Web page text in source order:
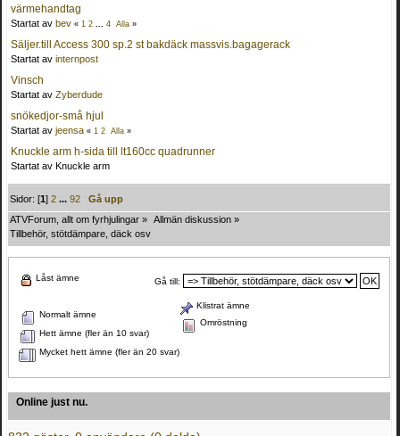
värmehandtag
Startat av bev « 1 2 4 Alla »
Säljer.till Access 300 sp.2 st bakdäck massvis.bagagerack
Startat av internpost
Vinsch
Startat av Zyberdude
snökedjor-små hjul
Startat av jeensa « 1 2 Alla »
Knuckle arm h-sida till lt160cc quadrunner
Startat av Knuckle arm
Sidor: [1]2 ...92
Gå upp
ATVForum, allt om fyrhjulingar » Allmän diskussion »
Tillbehör, stötdämpare, däck osv
Gå till:
Normalt ämne
Hett ämne (fler än 10 svar)
Mycket hett ämne (fler än 20 svar)
Låst ämne
Klistrat ämne
Omröstning
Online just nu.